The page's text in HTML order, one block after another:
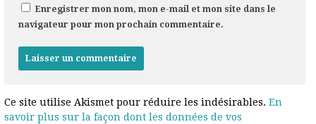
Enregistrer mon nom, mon e-mail et mon site dans le
navigateur pour mon prochain commentaire.
Ce site utilise Akismet pour réduire les indésirables.En
savoir plus sur la façon dont les données de vos